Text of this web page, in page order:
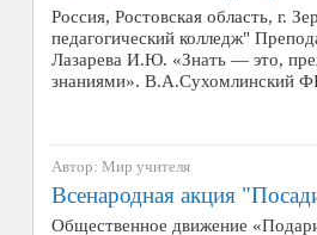
Россия, Ростовская область, г.
педагогический колледж"
Лазарева И.Ю. «Знать — это,
знаниями». В.А.Сухомлинский
Автор: Мир учителя
Всенародная акция
Общественное движение